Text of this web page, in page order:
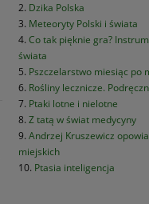
Dzika Polska
Meteoryty Polski i świata
Co tak pięknie gra?
świata
Pszczelarstwo miesiąc po
Rośliny lecznicze.
Ptaki lotne i nielotne
Z tatą w świat medycyny
Andrzej Kruszewicz
miejskich
Ptasia inteligencja